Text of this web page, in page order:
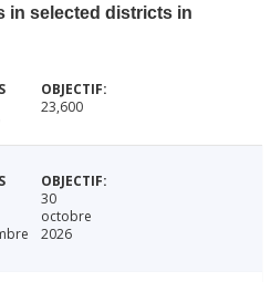
in selected districts in
23,600
30
octobre
2026